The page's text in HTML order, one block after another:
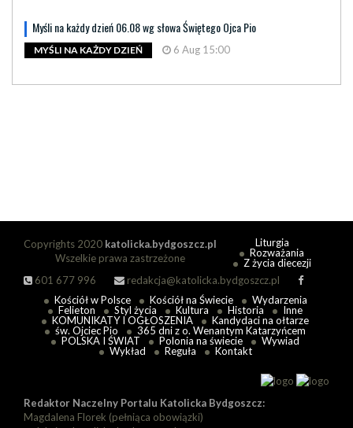
Myśli na każdy dzień 06.08 wg słowa Świętego Ojca Pio
MYŚLI NA KAŻDY DZIEŃ 6 Aug 15:00
Copyrights 2020 katolicka.bydgoszcz.pl
Wszelkie prawa zastrzeżone
601 677 996
redakcja@katolicka.bydgoszcz.pl
Liturgia
Rozważania
Z życia diecezji
Kościół w Polsce Kościół na Świecie
Wydarzenia
Felieton
Styl życia Kultura Historia
Inne
KOMUNIKATY I OGŁOSZENIA
Kandydaci na ołtarze
św. Ojciec Pio
365 dni z o. Wenantym Katarzyńcem
POLSKA I ŚWIAT
Polonia na świecie
Wywiad
Wykład
Reguła Kontakt
Redaktor Naczelny Portalu Katolicka Bydgoszcz:
Magdalena Florek (pełniąca obowiązki)